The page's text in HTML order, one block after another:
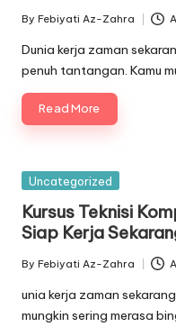
Posted
by
By Febiyati Az-Zahra
Dunia kerja zaman
penuh tantangan. Kamu
Read More
Posted
Uncategorized
Kursus Teknisi
Siap Kerja
Posted
by
By Febiyati Az-Zahra
unia kerja zaman
mungkin sering merasa